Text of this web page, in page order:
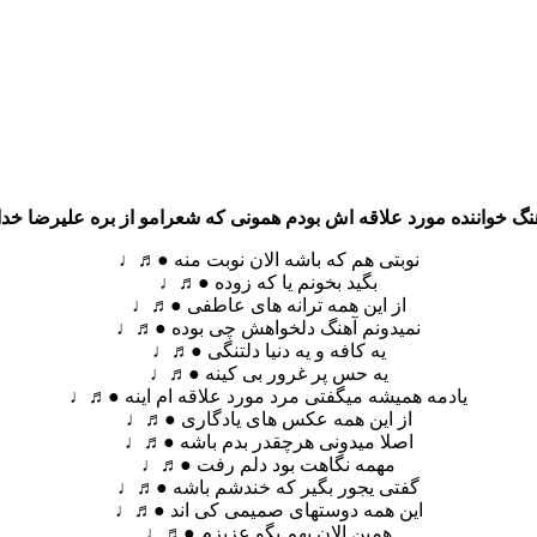
خواننده مورد علاقه اش بودم همونی که شعرامو از بره علیرضا
نوبتی هم که باشه الان نوبت منه ●♬♩
بگید بخونم یا که زوده ●♬♩
از این همه ترانه های عاطفی ●♬♩
نمیدونم آهنگ دلخواهش چی بوده ●♬♩
یه کافه و یه دنیا دلتنگی ●♬♩
یه حس پر غرور بی کینه ●♬♩
یادمه همیشه میگفتی مرد مورد علاقه ام اینه ●♬♩
از این همه عکس های یادگاری ●♬♩
اصلا میدونی هرچقدر بدم باشه ●♬♩
مهمه نگاهت بود دلم رفت ●♬♩
گفتی یجور بگیر که خندشم باشه ●♬♩
این همه دوستهای صمیمی کی اند ●♬♩
همین الان بهم بگو عزیزم ●♬♩